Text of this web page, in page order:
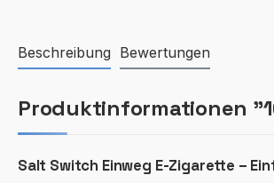
Beschreibung Bewertungen
Produktinformationen
Salt Switch Einweg E-Zigarette –